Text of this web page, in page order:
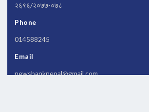
२६९६/२०७७-०७८
Phone
014588245
Email
newsbanknepal@gmail.com